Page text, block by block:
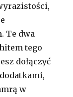
Te dwa
tego
dołączyć
w